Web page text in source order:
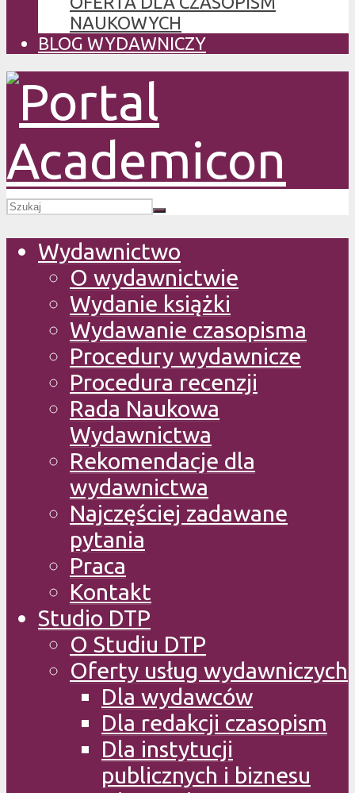
NAUKOWYCH
BLOG WYDAWNICZY
Wydawnictwo
O wydawnictwie
Wydanie książki
Wydawanie czasopisma
Procedury wydawnicze
Procedura recenzji
Rada Naukowa
Wydawnictwa
Rekomendacje dla
wydawnictwa
Najczęściej zadawane
pytania
Praca
Kontakt
Studio DTP
O Studiu DTP
Oferty usług wydawniczych
Dla wydawców
Dla redakcji czasopism
Dla instytucji
publicznych i biznesu